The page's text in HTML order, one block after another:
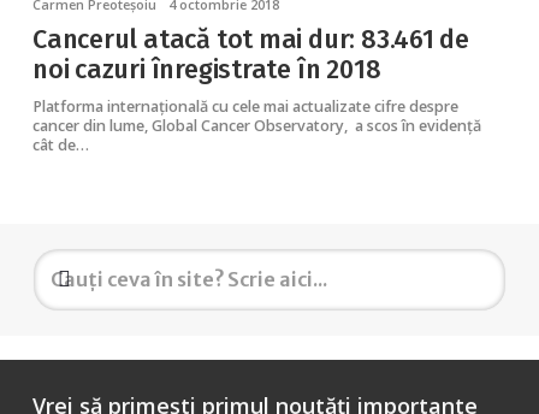
Carmen Preoteșoiu 4 octombrie 2018
Cancerul atacă tot mai dur: 83.461 de
noi cazuri înregistrate în 2018
Platforma internațională cu cele mai actualizate cifre despre
cancer din lume, Global Cancer Observatory, a scos în evidență
cât de…
Vrei să primești primul noutăți importante